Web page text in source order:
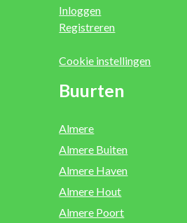
Inloggen
Registreren
Cookie instellingen
Buurten
Almere
Almere Buiten
Almere Haven
Almere Hout
Almere Poort